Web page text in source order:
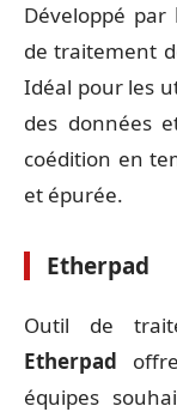
Développé par
de traitement
Idéal pour les
des données
coédition en
et épurée.
Etherpad
Outil de
Etherpad
équipes